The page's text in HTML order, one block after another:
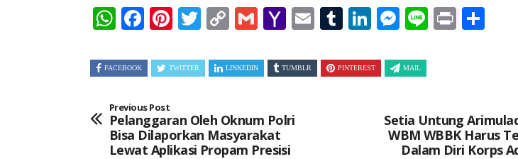
WhatsApp
Facebook
Pinterest
Twitter
CopyGmailYahoo
EmailTumblr
LinkedIn
Messenger
LinePrint
FACEBOOK TWITTER LINKEDIN TUMBLR PINTEREST MAIL
Previous Post
Pelanggaran Oleh Oknum Polri
Bisa Dilaporkan Masyarakat
Lewat Aplikasi Propam Presisi
Setia Untung
WBM WBBK Harus
Dalam Diri Korps